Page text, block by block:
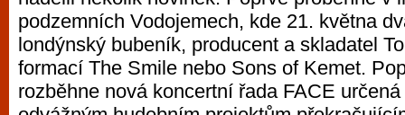
podzemních Vodojemech, kde 21. května
londýnský bubeník, producent a skladatel
formací The Smile nebo Sons of Kemet.
rozběhne nová koncertní řada FACE